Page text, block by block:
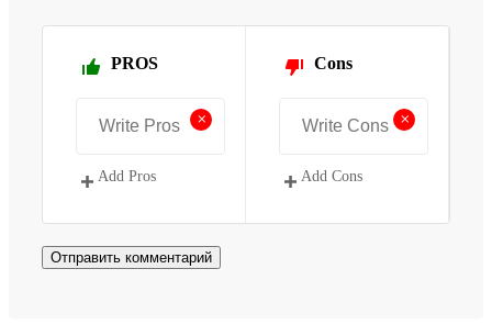
PROS
+
Add Pros
Cons
+
Add Cons